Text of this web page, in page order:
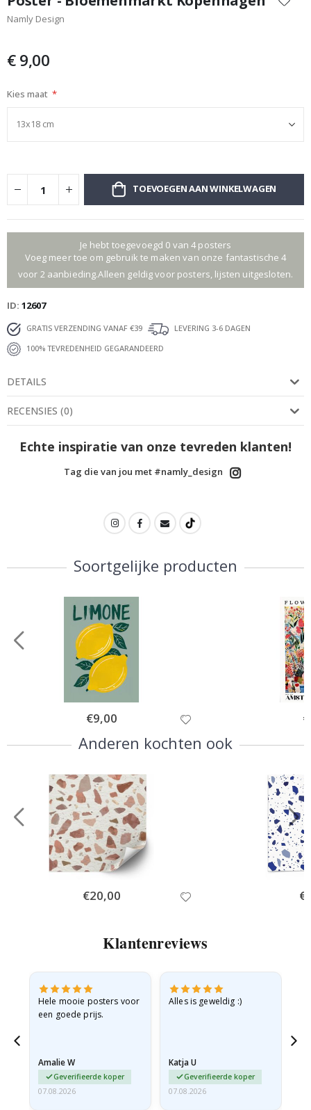
het
begin
afbeeldingen-
Namly Design
€ 9,00
Kies maat
TOEVOEGEN AAN WINKELWAGEN
Je hebt toegevoegd 0 van 4 posters
Voeg meer toe om gebruik te maken van onze fantastische 4
voor 2 aanbieding.Alleen geldig voor posters, lijsten uitgesloten.
ID 12607
GRATIS VERZENDING VANAF €39
LEVERING 3-6 DAGEN
100% TEVREDENHEID GEGARANDEERD
DETAILS
RECENSIES (0)
Echte inspiratie van onze tevreden klanten!
Tag die van jou met #namly_design
Soortgelijke producten
Special
Price
€9,00
Anderen kochten ook
Special
Price
€20,00
Klantenreviews
Hele mooie posters voor
een goede prijs.
Amalie W
Geverifieerde koper
07.08.2026
Alles is geweldig :)
Katja U
Geverifieerde koper
07.08.2026